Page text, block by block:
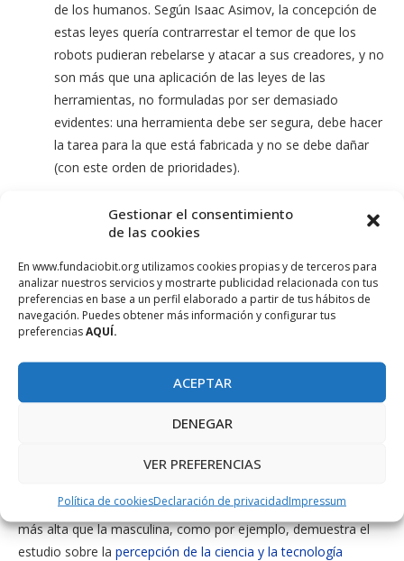
Gestionar el consentimiento
de las cookies
En www.fundaciobit.org utilizamos cookies propias y de terceros para
analizar nuestros servicios y mostrarte publicidad relacionada con tus
preferencias en base a un perfil elaborado a partir de tus hábitos de
navegación. Puedes obtener más información y configurar tus
preferenciasAQUÍ.
ACEPTAR
DENEGAR
VER PREFERENCIAS
Política de cookiesDeclaración de privacidadImpressum
de los humanos. Según Isaac Asimov, la concepción de
estas leyes quería contrarrestar el temor de que los
robots pudieran rebelarse y atacar a sus creadores, y no
son más que una aplicación de las leyes de las
herramientas, no formuladas por ser demasiado
evidentes: una herramienta debe ser segura, debe hacer
la tarea para la que está fabricada y no se debe dañar
(con este orden de prioridades).
Relacionado con la perspectiva de género encontramos:
La película se centra principalmente en la relación entre Frank
y el robot, pero hay varios personajes femeninos importantes
en la trama. La hija de Frank, Madison, es una figura clave que
toma decisiones importantes sobre el bienestar de Frank y el
papel del robot en su vida. También hay otros personajes
la tienda local, que no se involucran en el uso del robot.
La decisión de que el padre tuviera un robot que lo cuidara fue
capacidades del robot, pero finalmente le conviene seguir
en la tecnología por parte del género femenino a veces es
más alta que la masculina, como por ejemplo, demuestra el
estudio sobre la percepción de la ciencia y la tecnología